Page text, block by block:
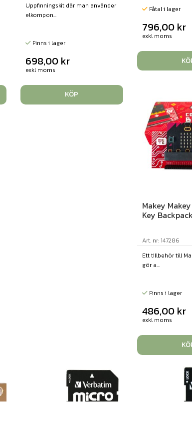
Uppfinningskit där man använder
elkompon...
Finns i lager
698,00 kr
exkl moms
KÖP
Fåtal i lager
796,00 kr
exkl moms
Makey
Key Backpack
Art. nr: 147286
Ett tillbehör till
gör a...
Finns i lager
486,00 kr
exkl moms